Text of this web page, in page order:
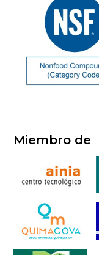
Miembro de